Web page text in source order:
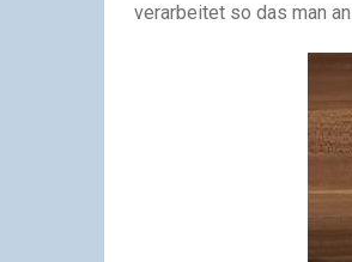
verarbeitet so das man